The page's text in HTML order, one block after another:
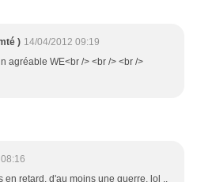
) 14/04/2012 09:19
agréable WE<br /> <br /> <br />
en retard, d'au moins une guerre. lol ..